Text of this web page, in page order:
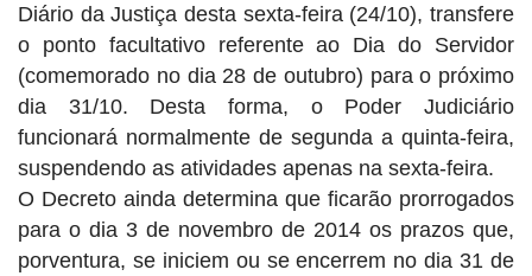
Diário da Justiça desta sexta-feira (24/10), transfere
o ponto facultativo referente ao Dia do Servidor
(comemorado no dia 28 de outubro) para o próximo
dia 31/10. Desta forma, o Poder Judiciário
funcionará normalmente de segunda a quinta-feira,
suspendendo as atividades apenas na sexta-feira.
O Decreto ainda determina que ficarão prorrogados
para o dia 3 de novembro de 2014 os prazos que,
porventura, se iniciem ou se encerrem no dia 31 de